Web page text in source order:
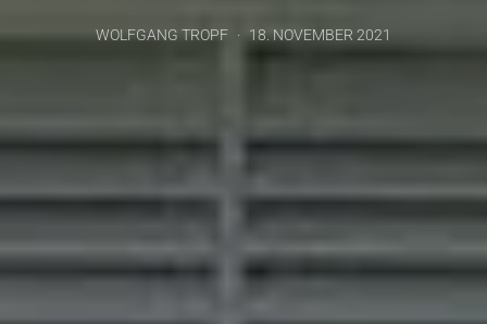
WOLFGANG TROPF 18. NOVEMBER 2021